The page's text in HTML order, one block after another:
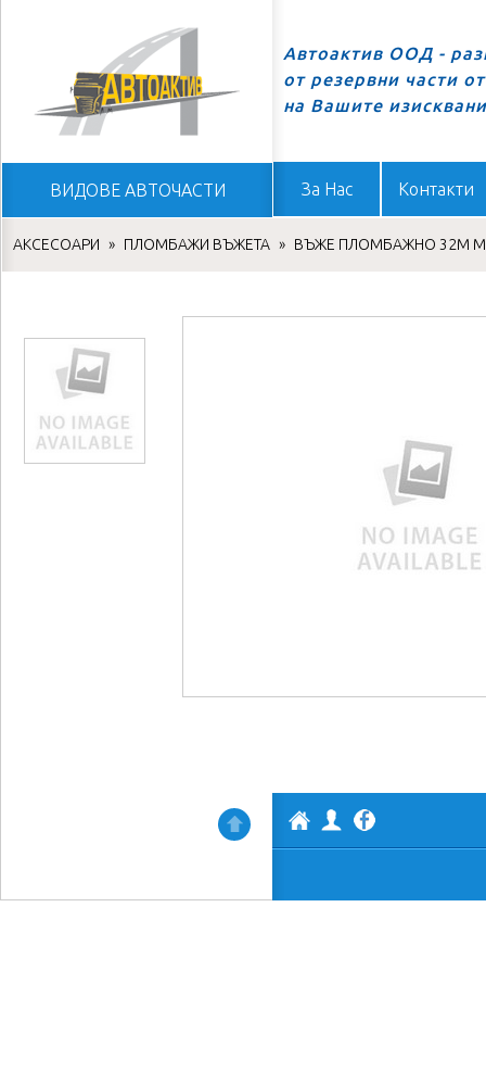
Начало
ВИДОВЕ АВТОЧАСТИ
Автоактив ООД -
от резервни части
на Вашите
За Нас Контакти
АКСЕСОАРИ » ПЛОМБАЖИ ВЪЖЕТА » ВЪЖЕ ПЛОМБАЖНО 32М
Нагоре
АВТОАКТИВ
ООД
Профил